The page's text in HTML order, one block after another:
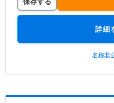
保存する
詳細
名称非